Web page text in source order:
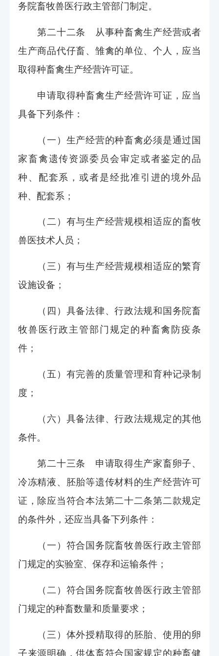
务院畜牧兽医行政主管部门制定。
第二十二条 从事种畜禽生产经营或者
生产商品代仔畜、雏禽的单位、个人，应当
取得种畜禽生产经营许可证。
申请取得种畜禽生产经营许可证，应当
具备下列条件：
（一）生产经营的种畜禽必须是通过国
家畜禽遗传资源委员会审定或者鉴定的品
种、配套系，或者是经批准引进的境外品
种、配套系；
（二）有与生产经营规模相适应的畜牧
兽医技术人员；
（三）有与生产经营规模相适应的繁育
设施设备；
（四）具备法律、行政法规和国务院畜
牧兽医行政主管部门规定的种畜禽防疫条
件；
（五）有完善的质量管理和育种记录制
度；
（六）具备法律、行政法规规定的其他
条件。
第二十三条 申请取得生产家畜卵子、
冷冻精液、胚胎等遗传材料的生产经营许可
证，除应当符合本法第二十二条第二款规定
的条件外，还应当具备下列条件：
（一）符合国务院畜牧兽医行政主管部
门规定的实验室、保存和运输条件；
（二）符合国务院畜牧兽医行政主管部
门规定的种畜数量和质量要求；
（三）体外授精取得的胚胎、使用的卵
子来源明确，供体畜符合国家规定的种畜健